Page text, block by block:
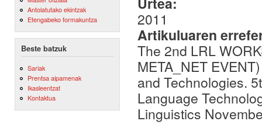
Antolatutako ekintzak
Etengabeko formakuntza
Beste batzuk
Sariak
Prentsa aipamenak
Ikasleentzat
Kontaktua
2011
Artikuluaren
The 2nd LRL
META_NET
and Technologies.
Language
Linguistics